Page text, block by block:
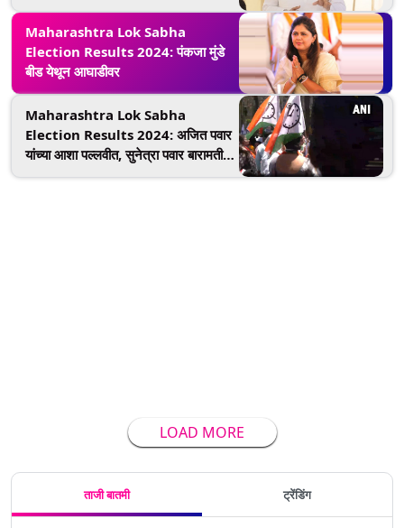
Maharashtra Lok Sabha
Election Results 2024: पंकजा मुंडे
बीड येथून आघाडीवर
Maharashtra Lok Sabha
Election Results 2024: अजित पवार
यांच्या आशा पल्लवीत, सुनेत्रा पवार बारामती
LOAD MORE
ताजी बातमी ट्रेंडिंग